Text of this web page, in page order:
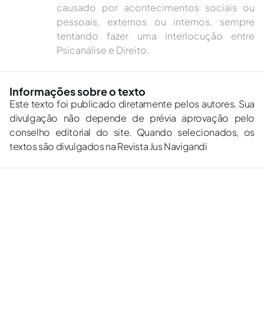
causado por acontecimentos sociais ou
pessoais, externos ou internos, sempre
tentando fazer uma interlocução entre
Psicanálise e Direito.
Informações sobre o texto
Este texto foi publicado diretamente pelos autores. Sua
divulgação não depende de prévia aprovação pelo
conselho editorial do site. Quando selecionados, os
textos são divulgados na Revista Jus Navigandi